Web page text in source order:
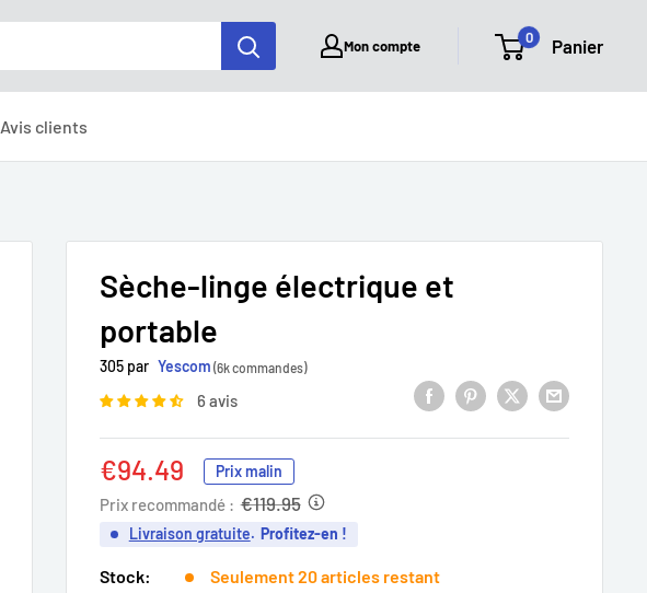
Mon compte 0 Panier
Avis clients
Sèche-linge électrique et
portable
305 par Yescom (6k commandes)
6 avis
Prix
réduit
€94.49 Prix malin
Prix recommandé : €119.95
Livraison gratuite. Profitez-en !
Stock: Seulement 20 articles restant